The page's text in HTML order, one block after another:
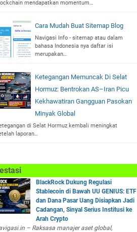
mendapatkan momentum…
Cara Mudah Buat Sitemap Blog
Navigasi Info - sitemap atau dalam
bahasa Indonesia nya daftar isi
merupakan…
Ketegangan Memuncak Di Selat
Hormuz: Bentrokan AS–Iran Picu
Kekhawatiran Gangguan Pasokan
Minyak Global
di Selat Hormuz kembali meningkat
laporan…
BlackRock Dukung Regulasi
Stablecoin di Bawah UU GENIUS: ETF
dan Dana Pasar Uang Disiapkan Jadi
Cadangan, Sinyal Serius Institusi ke
Arah Crypto
– Raksasa manajer aset global,